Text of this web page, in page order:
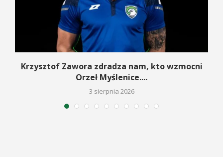
Krzysztof Zawora zdradza nam, kto wzmocni
Orzeł Myślenice....
3 sierpnia 2026